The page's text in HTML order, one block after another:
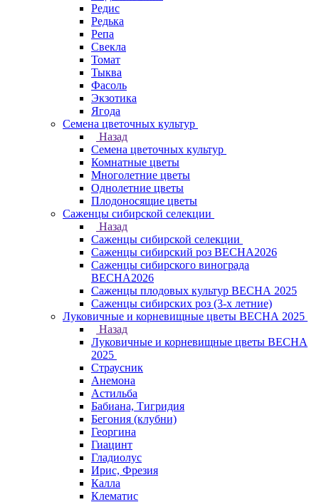
Редис
Редька
Репа
Свекла
Томат
Тыква
Фасоль
Экзотика
Ягода
Семена цветочных культур
Назад
Семена цветочных культур
Комнатные цветы
Многолетние цветы
Однолетние цветы
Плодоносящие цветы
Саженцы сибирской селекции
Назад
Саженцы сибирской селекции
Саженцы сибирский роз ВЕСНА2026
Саженцы сибирского винограда
ВЕСНА2026
Саженцы плодовых культур ВЕСНА 2025
Саженцы сибирских роз (3-х летние)
Луковичные и корневищные цветы ВЕСНА 2025
Назад
Луковичные и корневищные цветы ВЕСНА
2025
Страусник
Анемона
Астильба
Бабиана, Тигридия
Бегония (клубни)
Георгина
Гиацинт
Гладиолус
Ирис, Фрезия
Калла
Клематис